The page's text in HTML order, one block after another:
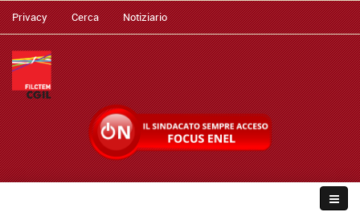
Privacy Cerca Notiziario